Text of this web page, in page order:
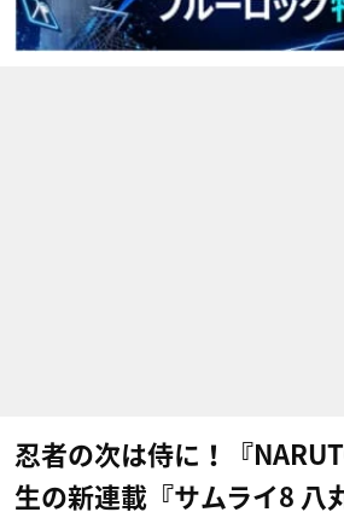
忍者の次は侍に！『
生の新連載『サムライ8 八